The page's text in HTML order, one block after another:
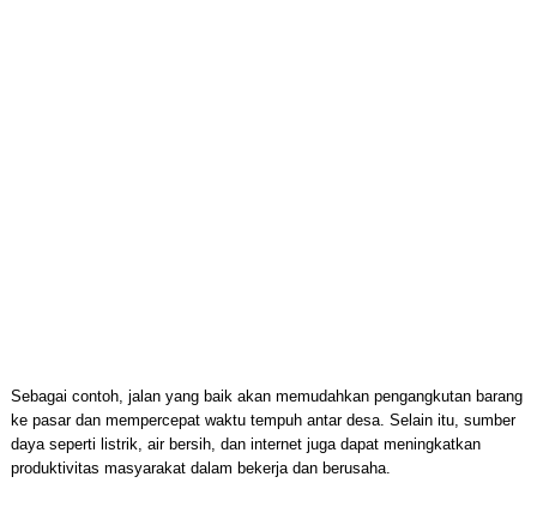
Sebagai contoh, jalan yang baik akan memudahkan pengangkutan barang
ke pasar dan mempercepat waktu tempuh antar desa. Selain itu, sumber
daya seperti listrik, air bersih, dan internet juga dapat meningkatkan
produktivitas masyarakat dalam bekerja dan berusaha.